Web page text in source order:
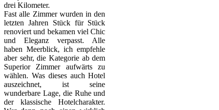
drei Kilometer.
Fast alle Zimmer wurden in den
letzten Jahren Stück für Stück
renoviert und bekamen viel Chic
und Eleganz verpasst. Alle
haben Meerblick, ich empfehle
aber sehr, die Kategorie ab dem
Superior Zimmer aufwärts zu
wählen. Was dieses auch Hotel
auszeichnet, ist seine
wunderbare Lage, die Ruhe und
der klassische Hotelcharakter.